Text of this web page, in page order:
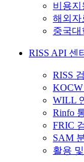
비용지
해외자
중국대
RISS API 센
RISS
WILL
Rinfo
FRIC
SAM
활용